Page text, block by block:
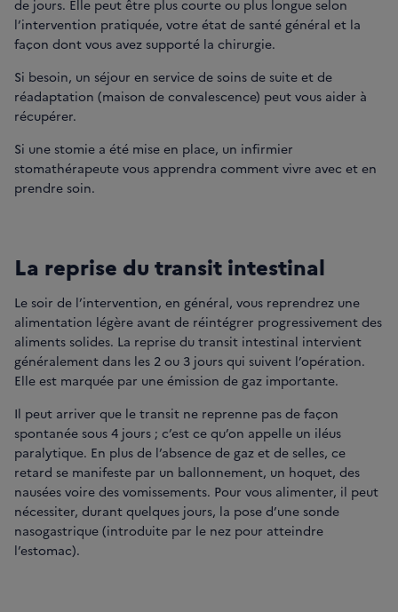
de jours. Elle peut être plus courte ou plus longue selon
l’intervention pratiquée, votre état de santé général et la
façon dont vous avez supporté la chirurgie.
Si besoin, un séjour en service de soins de suite et de
réadaptation (maison de convalescence) peut vous aider à
récupérer.
Si une stomie a été mise en place, un infirmier
stomathérapeute vous apprendra comment vivre avec et en
prendre soin.
La reprise du transit intestinal
Le soir de l’intervention, en général, vous reprendrez une
alimentation légère avant de réintégrer progressivement des
aliments solides. La reprise du transit intestinal intervient
généralement dans les 2 ou 3 jours qui suivent l’opération.
Elle est marquée par une émission de gaz importante.
Il peut arriver que le transit ne reprenne pas de façon
spontanée sous 4 jours ; c’est ce qu’on appelle un iléus
paralytique. En plus de l’absence de gaz et de selles, ce
retard se manifeste par un ballonnement, un hoquet, des
nausées voire des vomissements. Pour vous alimenter, il peut
nécessiter, durant quelques jours, la pose d’une sonde
nasogastrique (introduite par le nez pour atteindre
l’estomac).